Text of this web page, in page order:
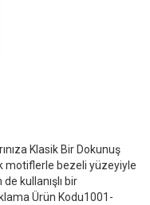
Klasik Bir Dokunuş
motiflerle bezeli yüzeyiyle
kullanışlı bir
Ürün Kodu1001-